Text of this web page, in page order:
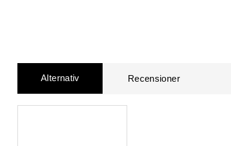
Alternativ Recensioner